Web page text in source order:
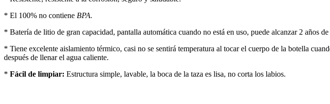
* El 100% no contiene BPA.
* Batería de litio de gran capacidad, pantalla automática cuando no está en uso, puede alcanzar 2 años
* Tiene excelente aislamiento térmico, casi no se sentirá temperatura al tocar el cuerpo de la botella
después de llenar el agua caliente.
* Fácil de limpiar: Estructura simple, lavable, la boca de la taza es lisa, no corta los labios.